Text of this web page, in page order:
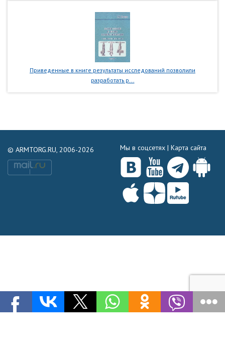
Приведенные в книге результаты исследований позволили
разработать р...
© ARMTORG.RU, 2006-2026 Мы в соцсетях | Карта сайта